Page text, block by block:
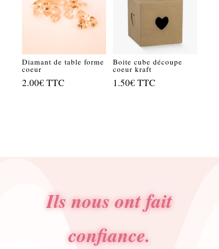
Diamant de table forme
coeur
2.00€ TTC
Boite cube découpe
coeur kraft
1.50€ TTC
Ils nous ont fait
confiance.